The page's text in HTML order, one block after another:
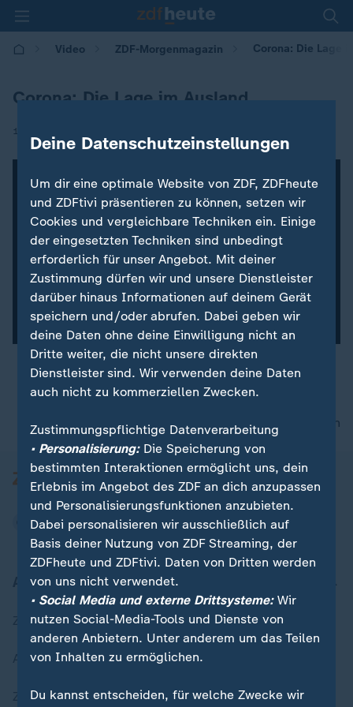
Video ZDF-Morgenmagazin Corona: Die Lage
Corona: Die Lage im Ausland
17.12.2020 | 05:30
00:15
nach oben
Aktuell bei ZDFheute
Zuletzt veröffentlicht
Aktuelle Sendungs-Videos
ZDFheute Stories
Deine Datenschutzeinstellungen
Um dir eine optimale Website von ZDF, ZDFheute
und ZDFtivi präsentieren zu können, setzen wir
Cookies und vergleichbare Techniken ein. Einige
der eingesetzten Techniken sind unbedingt
erforderlich für unser Angebot. Mit deiner
Zustimmung dürfen wir und unsere Dienstleister
darüber hinaus Informationen auf deinem Gerät
speichern und/oder abrufen. Dabei geben wir
deine Daten ohne deine Einwilligung nicht an
Dritte weiter, die nicht unsere direkten
Dienstleister sind. Wir verwenden deine Daten
auch nicht zu kommerziellen Zwecken.
Zustimmungspflichtige Datenverarbeitung
• Personalisierung:Die Speicherung von
bestimmten Interaktionen ermöglicht uns, dein
Erlebnis im Angebot des ZDF an dich anzupassen
und Personalisierungsfunktionen anzubieten.
Dabei personalisieren wir ausschließlich auf
Basis deiner Nutzung von ZDF Streaming, der
ZDFheute und ZDFtivi. Daten von Dritten werden
von uns nicht verwendet.
• Social Media und externe Drittsysteme:Wir
nutzen Social-Media-Tools und Dienste von
anderen Anbietern. Unter anderem um das Teilen
von Inhalten zu ermöglichen.
Du kannst entscheiden, für welche Zwecke wir